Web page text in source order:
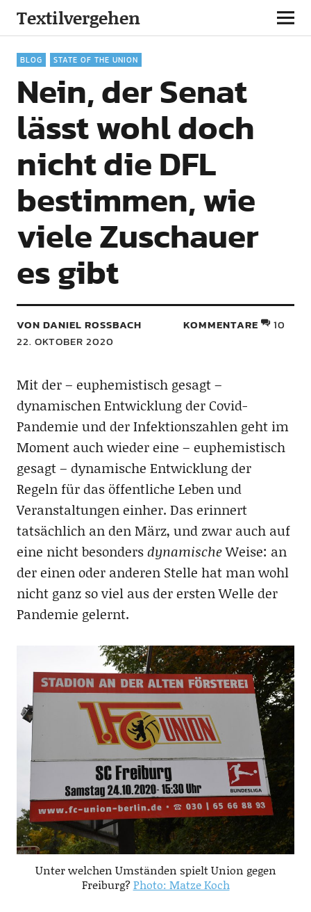
Textilvergehen
BLOG STATE OF THE UNION
Nein, der Senat
lässt wohl doch
nicht die DFL
bestimmen, wie
viele Zuschauer
es gibt
VON DANIEL ROSSBACH
22. OKTOBER 2020
KOMMENTARE 10
Mit der – euphemistisch gesagt –
dynamischen Entwicklung der Covid-
Pandemie und der Infektionszahlen geht im
Moment auch wieder eine – euphemistisch
gesagt – dynamische Entwicklung der
Regeln für das öffentliche Leben und
Veranstaltungen einher. Das erinnert
tatsächlich an den März, und zwar auch auf
eine nicht besondersdynamischeWeise: an
der einen oder anderen Stelle hat man wohl
nicht ganz so viel aus der ersten Welle der
Pandemie gelernt.
Unter welchen Umständen spielt Union gegen
Freiburg?Photo: Matze Koch